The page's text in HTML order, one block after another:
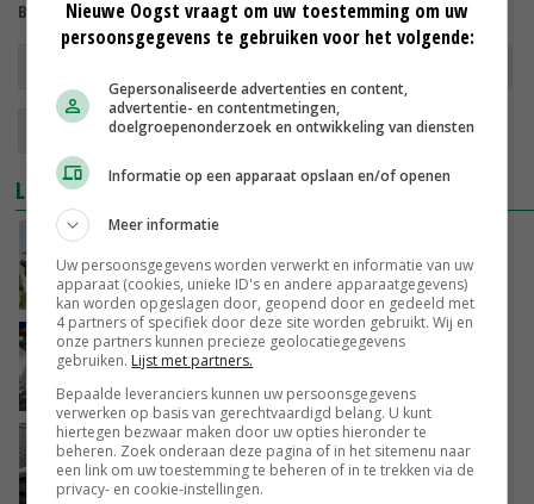
Bekijk meer over:
melk zuivelmarkt
LEES OOK
eerder
05-07-2024
Melkprijsvergelijking: april 50 cent lager dan
maart
30-05-2024
Europese melkprijzen stijgen in maart
opnieuw
02-05-2024
Nieuwe Oogst vraagt om uw toestemming om uw
persoonsgegevens te gebruiken voor het volgende:
Gepersonaliseerde advertenties en content,
advertentie- en contentmetingen,
doelgroepenonderzoek en ontwikkeling van diensten
Informatie op een apparaat opslaan en/of openen
Meer informatie
Uw persoonsgegevens worden verwerkt en informatie van uw
apparaat (cookies, unieke ID's en andere apparaatgegevens)
kan worden opgeslagen door, geopend door en gedeeld met
4 partners of specifiek door deze site worden gebruikt. Wij en
onze partners kunnen precieze geolocatiegegevens
gebruiken. Lijst met partners.
Bepaalde leveranciers kunnen uw persoonsgegevens
verwerken op basis van gerechtvaardigd belang. U kunt
hiertegen bezwaar maken door uw opties hieronder te
beheren. Zoek onderaan deze pagina of in het sitemenu naar
een link om uw toestemming te beheren of in te trekken via de
privacy- en cookie-instellingen.